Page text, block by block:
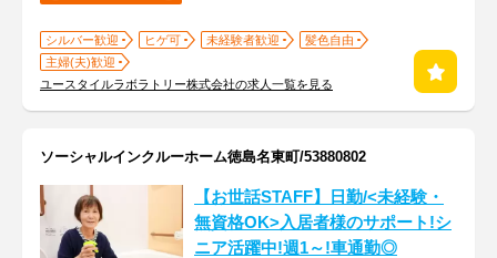
シルバー歓迎 ヒゲ可 未経験者歓迎
髪色自由
主婦(夫)歓迎
ユースタイルラボラトリー株式会社の求人一覧を見る
ソーシャルインクルーホーム徳島名東町/53880802
【お世話STAFF】日勤/<未経験・
無資格OK>入居者様のサポート!シ
ニア活躍中!週1～!車通勤◎